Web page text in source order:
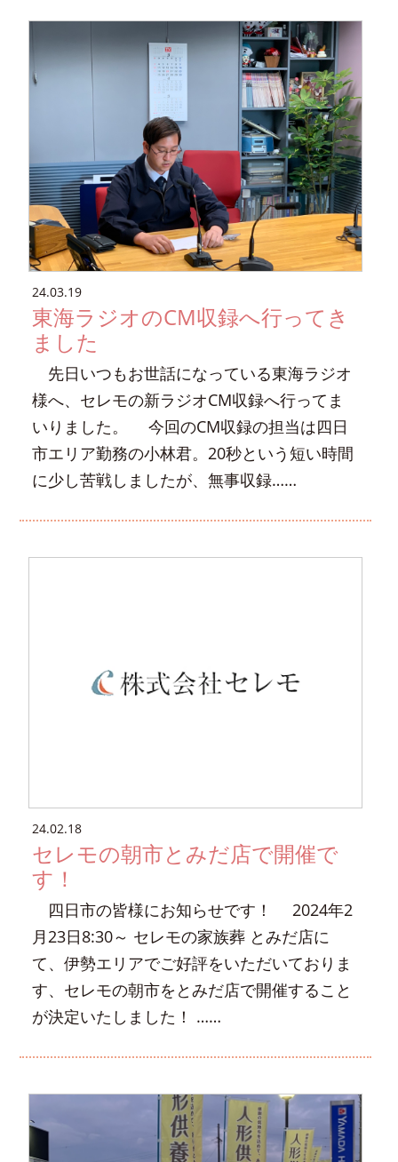
24.03.19
東海ラジオのCM収録へ行ってき
ました
先日いつもお世話になっている東海ラジオ
様へ、セレモの新ラジオCM収録へ行ってま
いりました。 今回のCM収録の担当は四日
市エリア勤務の小林君。20秒という短い時間
に少し苦戦しましたが、無事収録……
24.02.18
セレモの朝市とみだ店で開催で
す！
四日市の皆様にお知らせです！ 2024年2
月23日8:30～ セレモの家族葬 とみだ店に
て、伊勢エリアでご好評をいただいておりま
す、セレモの朝市をとみだ店で開催すること
が決定いたしました！ ……